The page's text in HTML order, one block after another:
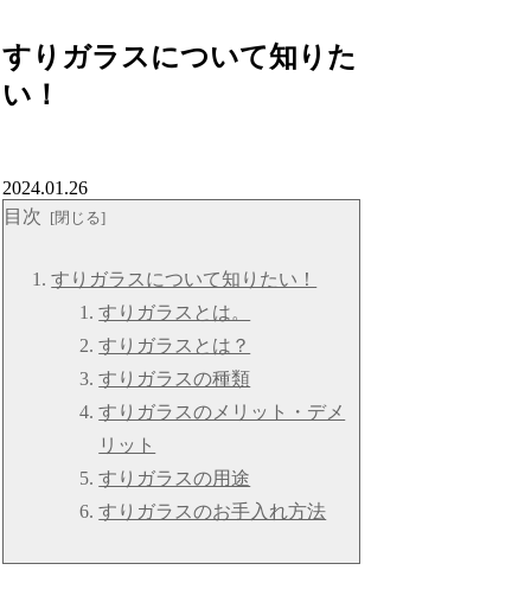
すりガラスについて知りた
い！
2024.01.26
目次
すりガラスについて知りたい！
すりガラスとは。
すりガラスとは？
すりガラスの種類
すりガラスのメリット・デメ
リット
すりガラスの用途
すりガラスのお手入れ方法